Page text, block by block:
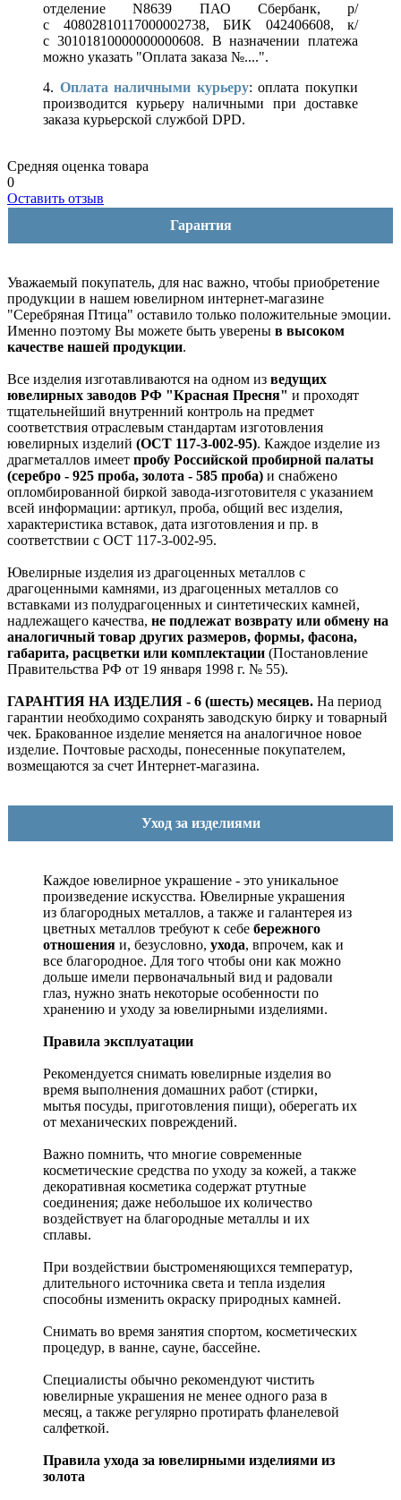
отделение N8639 ПАО Сбербанк, р/
с 40802810117000002738, БИК 042406608, к/
с 30101810000000000608. В назначении платежа
можно указать "Оплата заказа №....".
4. Оплата наличными курьеру: оплата покупки
производится курьеру наличными при доставке
заказа курьерской службой DPD.
Средняя оценка товара
0
Оставить отзыв
Гарантия
Уважаемый покупатель, для нас важно, чтобы приобретение
продукции в нашем ювелирном интернет-магазине
"Серебряная Птица" оставило только положительные эмоции.
Именно поэтому Вы можете быть уверены в высоком
качестве нашей продукции.
Все изделия изготавливаются на одном из ведущих
ювелирных заводов РФ "Красная Пресня" и проходят
тщательнейший внутренний контроль на предмет
соответствия отраслевым стандартам изготовления
ювелирных изделий (ОСТ 117-3-002-95). Каждое изделие из
драгметаллов имеет пробу Российской пробирной палаты
(серебро - 925 проба, золота - 585 проба) и снабжено
опломбированной биркой завода-изготовителя с указанием
всей информации: артикул, проба, общий вес изделия,
характеристика вставок, дата изготовления и пр. в
соответствии с ОСТ 117-3-002-95.
Ювелирные изделия из драгоценных металлов с
драгоценными камнями, из драгоценных металлов со
вставками из полудрагоценных и синтетических камней,
надлежащего качества, не подлежат возврату или обмену на
аналогичный товар других размеров, формы, фасона,
габарита, расцветки или комплектации (Постановление
Правительства РФ от 19 января 1998 г. № 55).
ГАРАНТИЯ НА ИЗДЕЛИЯ - 6 (шесть) месяцев. На период
гарантии необходимо сохранять заводскую бирку и товарный
чек. Бракованное изделие меняется на аналогичное новое
изделие. Почтовые расходы, понесенные покупателем,
возмещаются за счет Интернет-магазина.
Уход за изделиями
Каждое ювелирное украшение - это уникальное
произведение искусства. Ювелирные украшения
из благородных металлов, а также и галантерея из
цветных металлов требуют к себе бережного
отношения и, безусловно, ухода, впрочем, как и
все благородное. Для того чтобы они как можно
дольше имели первоначальный вид и радовали
глаз, нужно знать некоторые особенности по
хранению и уходу за ювелирными изделиями.
Правила эксплуатации
Рекомендуется снимать ювелирные изделия во
время выполнения домашних работ (стирки,
мытья посуды, приготовления пищи), оберегать их
от механических повреждений.
Важно помнить, что многие современные
косметические средства по уходу за кожей, а также
декоративная косметика содержат ртутные
соединения; даже небольшое их количество
воздействует на благородные металлы и их
сплавы.
При воздействии быстроменяющихся температур,
длительного источника света и тепла изделия
способны изменить окраску природных камней.
Снимать во время занятия спортом, косметических
процедур, в ванне, сауне, бассейне.
Специалисты обычно рекомендуют чистить
ювелирные украшения не менее одного раза в
месяц, а также регулярно протирать фланелевой
салфеткой.
Правила ухода за ювелирными изделиями из
золота